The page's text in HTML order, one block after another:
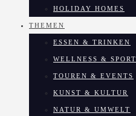
HOLIDAY HOMES
THEMEN
ESSEN & TRINKEN
WELLNESS & SPORT
TOUREN & EVENTS
KUNST & KULTUR
NATUR & UMWELT